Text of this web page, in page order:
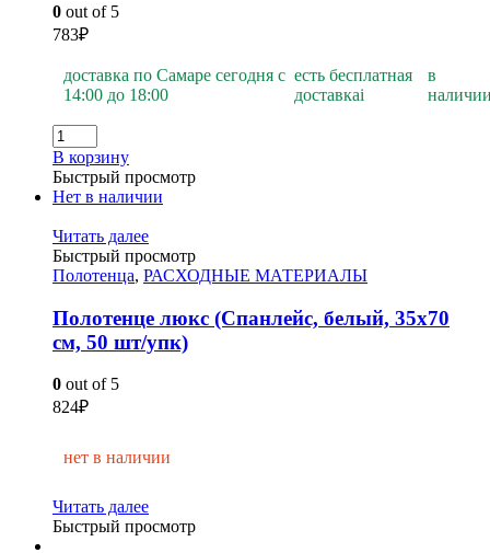
0 out of 5
783₽
доставка по Самаре сегодня с
14:00 до 18:00
есть бесплатная
доставкаi
в
В корзину
Быстрый просмотр
Нет в наличии
Читать далее
Быстрый просмотр
Полотенца, РАСХОДНЫЕ МАТЕРИАЛЫ
Полотенце люкс (Спанлейс, белый, 35х70
см, 50 шт/упк)
0 out of 5
824₽
нет в наличии
Читать далее
Быстрый просмотр